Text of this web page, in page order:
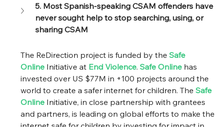
5. Most Spanish-speaking CSAM offenders have
never sought help to stop searching, using, or
sharing CSAM
The ReDirection project is funded by the Safe
Online Initiative at End Violence. Safe Online has
invested over US $77M in +100 projects around the
world to create a safer internet for children. The Safe
Online Initiative, in close partnership with grantees
and partners, is leading on global efforts to make the